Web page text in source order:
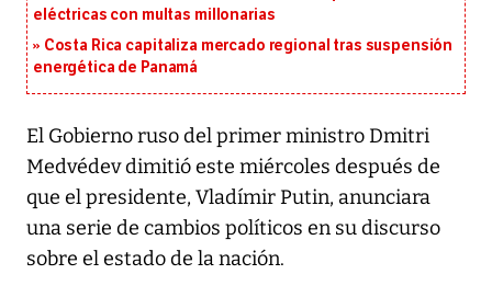
eléctricas con multas millonarias
Costa Rica capitaliza mercado regional tras suspensión
energética de Panamá
El Gobierno ruso del primer ministro Dmitri
Medvédev dimitió este miércoles después de
que el presidente, Vladímir Putin, anunciara
una serie de cambios políticos en su discurso
sobre el estado de la nación.